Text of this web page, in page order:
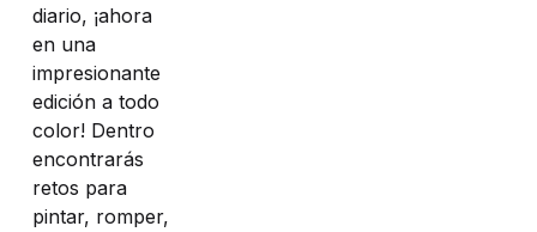
diario, ¡ahora
en una
impresionante
edición a todo
color! Dentro
encontrarás
retos para
pintar, romper,